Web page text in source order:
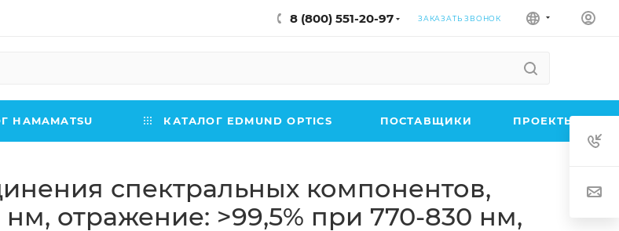
8 (800) 551-20-97 ЗАКАЗАТЬ ЗВОНОК
HAMAMATSU КАТАЛОГ EDMUND OPTICS ПОСТАВЩИКИ ПРОЕКТЫ
спектральных компонентов,
нм, отражение: >99,5% при 770-830 нм,